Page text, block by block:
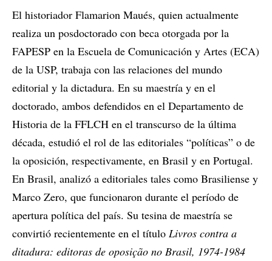
El historiador Flamarion Maués, quien actualmente
realiza un posdoctorado con beca otorgada por la
FAPESP en la Escuela de Comunicación y Artes (ECA)
de la USP, trabaja con las relaciones del mundo
editorial y la dictadura. En su maestría y en el
doctorado, ambos defendidos en el Departamento de
Historia de la FFLCH en el transcurso de la última
década, estudió el rol de las editoriales “políticas” o de
la oposición, respectivamente, en Brasil y en Portugal.
En Brasil, analizó a editoriales tales como Brasiliense y
Marco Zero, que funcionaron durante el período de
apertura política del país. Su tesina de maestría se
convirtió recientemente en el título Livros contra a
ditadura: editoras de oposição no Brasil, 1974-1984